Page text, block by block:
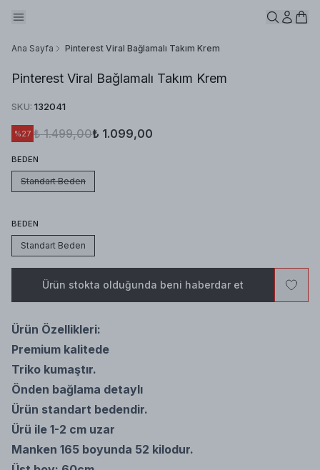
Ana Sayfa Pinterest Viral Bağlamalı Takım Krem
Pinterest Viral Bağlamalı Takım Krem
SKU: 132041
%27 ₺ 1.499,00₺ 1.099,00
BEDEN
Standart Beden
BEDEN
Standart Beden
Ürün stokta olduğunda beni haberdar et
Ürün Özellikleri:
Premium kalitede
Triko kumaştır.
Önden bağlama detaylı
Ürün standart bedendir.
Ürü ile 1-2 cm uzar
Manken 165 boyunda 52 kilodur.